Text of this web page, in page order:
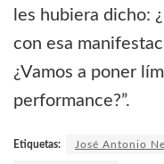
les hubiera dicho:
con esa
¿Vamos a poner
performance?”.
Etiquetas: José Antonio